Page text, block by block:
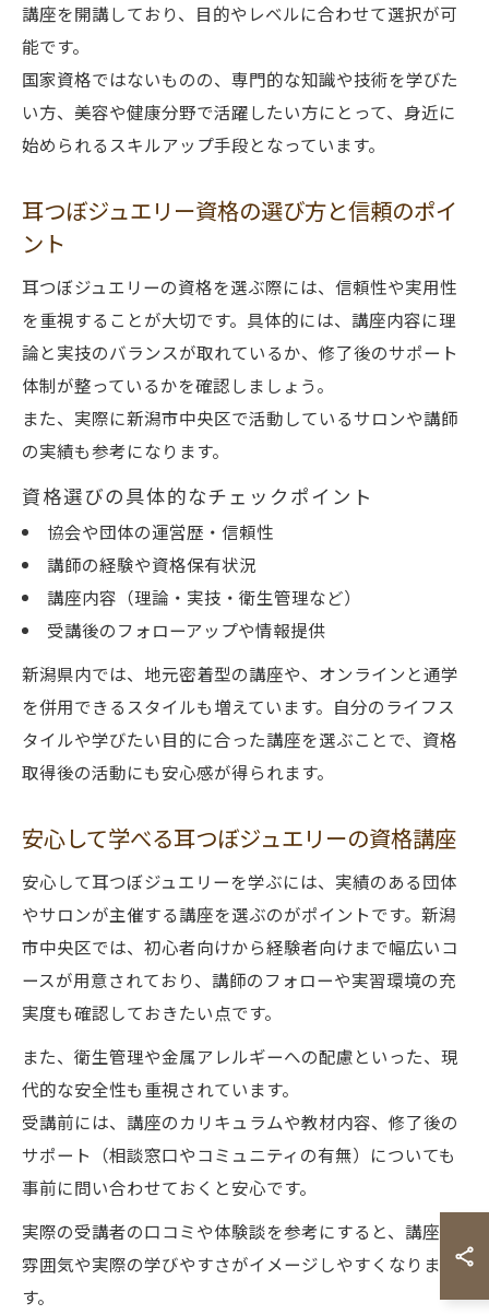
講座を開講しており、目的やレベルに合わせて選択が可
能です。
国家資格ではないものの、専門的な知識や技術を学びた
い方、美容や健康分野で活躍したい方にとって、身近に
始められるスキルアップ手段となっています。
耳つぼジュエリー資格の選び方と信頼のポイ
ント
耳つぼジュエリーの資格を選ぶ際には、信頼性や実用性
を重視することが大切です。具体的には、講座内容に理
論と実技のバランスが取れているか、修了後のサポート
体制が整っているかを確認しましょう。
また、実際に新潟市中央区で活動しているサロンや講師
の実績も参考になります。
資格選びの具体的なチェックポイント
協会や団体の運営歴・信頼性
講師の経験や資格保有状況
講座内容（理論・実技・衛生管理など）
受講後のフォローアップや情報提供
新潟県内では、地元密着型の講座や、オンラインと通学
を併用できるスタイルも増えています。自分のライフス
タイルや学びたい目的に合った講座を選ぶことで、資格
取得後の活動にも安心感が得られます。
安心して学べる耳つぼジュエリーの資格講座
安心して耳つぼジュエリーを学ぶには、実績のある団体
やサロンが主催する講座を選ぶのがポイントです。新潟
市中央区では、初心者向けから経験者向けまで幅広いコ
ースが用意されており、講師のフォローや実習環境の充
実度も確認しておきたい点です。
また、衛生管理や金属アレルギーへの配慮といった、現
代的な安全性も重視されています。
受講前には、講座のカリキュラムや教材内容、修了後の
サポート（相談窓口やコミュニティの有無）についても
事前に問い合わせておくと安心です。
実際の受講者の口コミや体験談を参考にすると、講座の
雰囲気や実際の学びやすさがイメージしやすくなりま
す。